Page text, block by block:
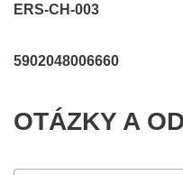
ERS-CH-003
5902048006660
OTÁZKY A